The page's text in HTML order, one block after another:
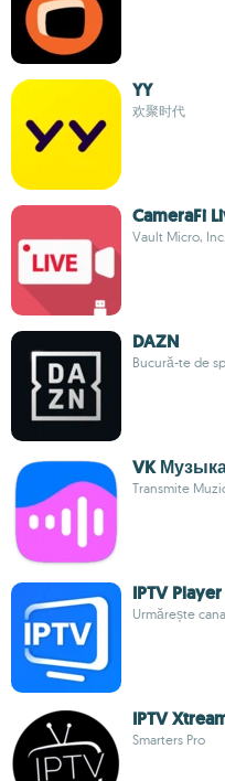
YY
欢聚时代
CameraFi
Vault Micro, Inc.
DAZN
Bucură-te de
VK
Transmite
IPTV Player
Urmărește
IPTV
Smarters Pro